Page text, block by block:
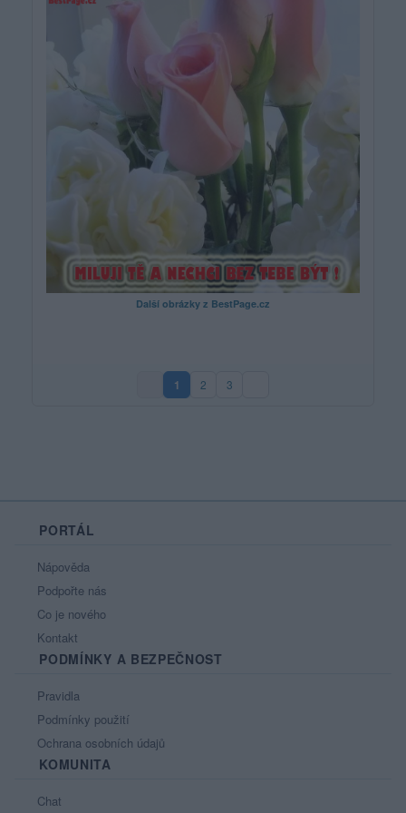
Další obrázky z BestPage.cz
1(aktuální strana)
2 3
PORTÁL
Nápověda
Podpořte nás
Co je nového
Kontakt
PODMÍNKY A BEZPEČNOST
Pravidla
Podmínky použití
Ochrana osobních údajů
KOMUNITA
Chat